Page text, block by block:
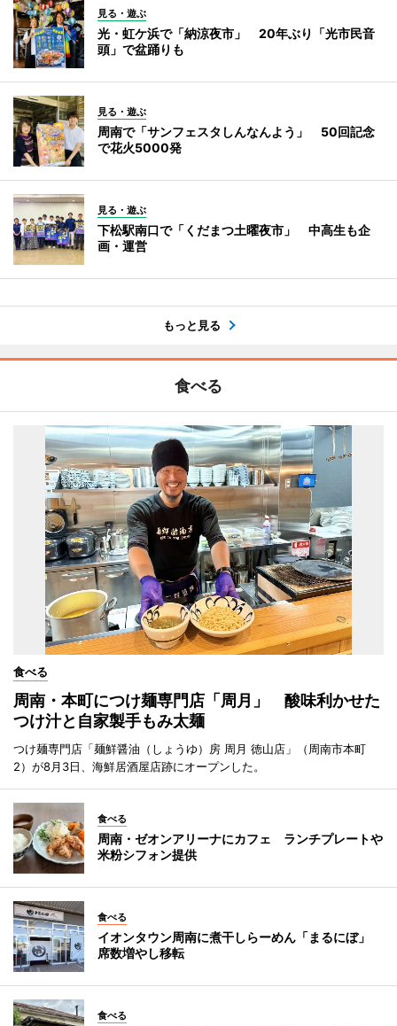
見る・遊ぶ
光・虹ケ浜で「納涼夜市」 20年ぶり「光市民音
頭」で盆踊りも
見る・遊ぶ
周南で「サンフェスタしんなんよう」 50回記念
で花火5000発
見る・遊ぶ
下松駅南口で「くだまつ土曜夜市」 中高生も企
画・運営
もっと見る
食べる
食べる
周南・本町につけ麺専門店「周月」 酸味利かせた
つけ汁と自家製手もみ太麺
つけ麺専門店「麺鮮醤油（しょうゆ）房 周月 徳山店」（周南市本町
2）が8月3日、海鮮居酒屋店跡にオープンした。
食べる
周南・ゼオンアリーナにカフェ ランチプレートや
米粉シフォン提供
食べる
イオンタウン周南に煮干しらーめん「まるにぼ」
席数増やし移転
食べる